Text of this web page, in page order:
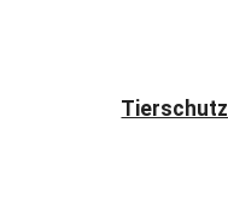
Tierschutz